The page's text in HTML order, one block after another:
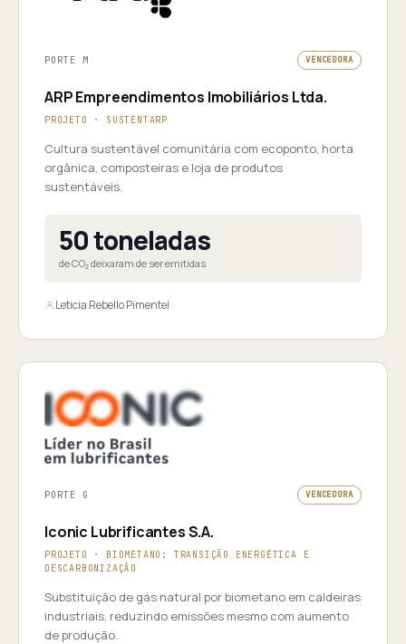
PORTE M VENCEDORA
ARP Empreendimentos Imobiliários Ltda.
PROJETO · SUSTENTARP
Cultura sustentável comunitária com ecoponto, horta
orgânica, composteiras e loja de produtos
sustentáveis.
50 toneladas
de CO₂ deixaram de ser emitidas
Leticia Rebello Pimentel
PORTE G VENCEDORA
Iconic Lubrificantes S.A.
PROJETO · BIOMETANO: TRANSIÇÃO ENERGÉTICA E
DESCARBONIZAÇÃO
Substituição de gás natural por biometano em caldeiras
industriais, reduzindo emissões mesmo com aumento
de produção.